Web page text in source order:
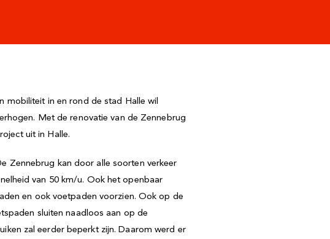
mobiliteit in en rond de stad Halle wil
Met de renovatie van de Zennebrug
uit in Halle.
Zennebrug kan door alle soorten verkeer
van 50 km/u. Ook het openbaar
en ook voetpaden voorzien. Ook op de
sluiten naadloos aan op de
zal eerder beperkt zijn. Daarom werd er